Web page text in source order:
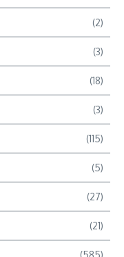
(2)
(3)
(18)
(3)
(115)
(5)
(27)
(21)
(585)